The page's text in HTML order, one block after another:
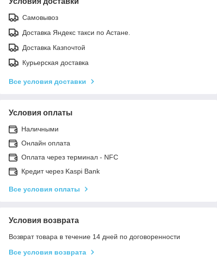
Самовывоз
Доставка Яндекс такси по Астане.
Доставка Казпочтой
Курьерская доставка
Все условия доставки
Условия оплаты
Наличными
Онлайн оплата
Оплата через терминал - NFC
Кредит через Kaspi Bank
Все условия оплаты
Условия возврата
Возврат товара в течение 14 дней по договоренности
Все условия возврата